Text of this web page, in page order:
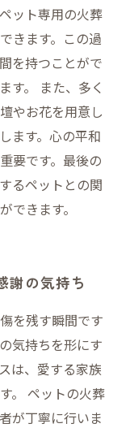
ット専用の火葬
きます。この過
を持つことがで
す。 また、多く
やお花を用意し
ます。心の平和
要です。最後の
るペットとの関
できます。
謝の気持ち
を残す瞬間です
気持ちを形にす
は、愛する家族
。 ペットの火葬
が丁寧に行いま